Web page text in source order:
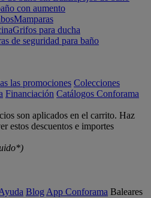
con aumento
Mamparas
Grifos para ducha
de seguridad para baño
las promociones Colecciones
Financiación Catálogos Conforama
son aplicados en el carrito. Haz
estos descuentos e importes
Blog App Conforama Baleares